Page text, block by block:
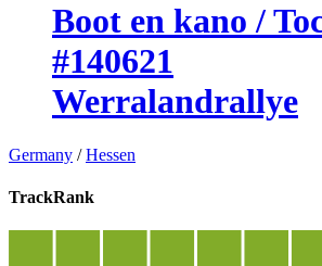
Boot en kano /
#140621
Werralandrallye
Germany /Hessen
TrackRank